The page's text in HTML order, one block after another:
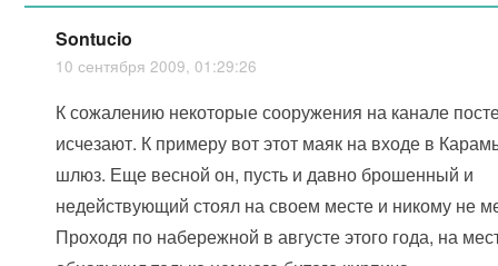
Sontucio
10 сентября 2009, 01:29:26
К сожалению некоторые сооружения на канале
исчезают. К примеру вот этот маяк на входе в
шлюз. Еще весной он, пусть и давно брошенный и
недействующий стоял на своем месте и никому не
Проходя по набережной в августе этого года, на